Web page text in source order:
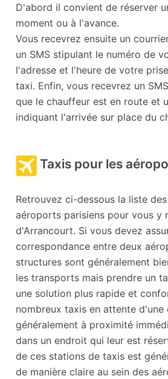
D'abord il convient de réserver
moment ou à l'avance.
Vous recevrez ensuite un
un SMS stipulant le numéro de
l'adresse et l'heure de votre
taxi. Enfin, vous recevrez un
que le chauffeur est en route et
indiquant l'arrivée sur place du
Taxis pour les
Retrouvez ci-dessous la liste
aéroports parisiens pour vous y
d'Arrancourt. Si vous devez
correspondance entre deux
structures sont généralement
les transports mais prendre un
une solution plus rapide et
nombreux taxis en attente d'une
généralement à proximité
dans un endroit qui leur est
de ces stations de taxis est
de manière claire au sein des